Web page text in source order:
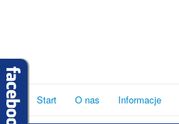
Start O nas Informacje